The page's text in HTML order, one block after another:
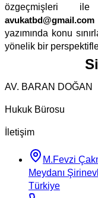
özgeçmişleri
avukatbd@gmail.com
yazımında konu
yönelik bir
AV. BARAN DOĞAN
Hukuk Bürosu
İletişim
M.Fevzi
Meydanı
Türkiye